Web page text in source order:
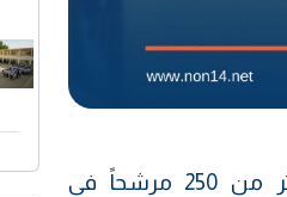
كشفت المفوضية العليا المستقلة للانتخابات في كربلاء، الثلاثاء، عن تسجيل أكثر من 250 مرشحاً في